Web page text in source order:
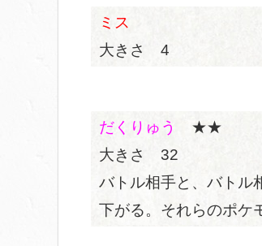
ミス
大きさ 4
だくりゅう
★★
大きさ 32
バトル相手と、バトル
下がる。それらのポケ